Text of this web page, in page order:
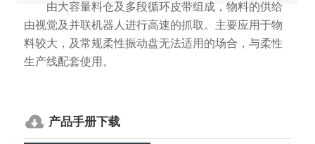
由大容量料仓及多段循环皮带组成，物料的供给
由视觉及并联机器人进行高速的抓取。主要应用于物
料较大，及常规柔性振动盘无法适用的场合，与柔性
生产线配套使用。
产品手册下载